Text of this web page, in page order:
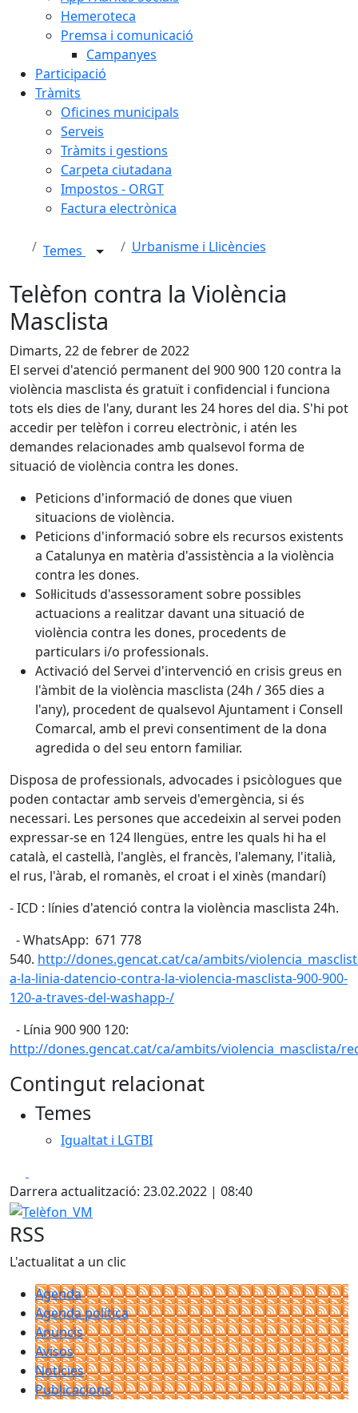
Hemeroteca
Premsa i comunicació
Campanyes
Participació
Tràmits
Oficines municipals
Serveis
Tràmits i gestions
Carpeta ciutadana
Impostos - ORGT
Factura electrònica
Temes Urbanisme i Llicències
Telèfon contra la Violència
Masclista
Dimarts, 22 de febrer de 2022
El servei d'atenció permanent del 900 900 120 contra la
violència masclista és gratuït i confidencial i funciona
tots els dies de l'any, durant les 24 hores del dia. S'hi pot
accedir per telèfon i correu electrònic, i atén les
demandes relacionades amb qualsevol forma de
situació de violència contra les dones.
Peticions d'informació de dones que viuen
situacions de violència.
Peticions d'informació sobre els recursos existents
a Catalunya en matèria d'assistència a la violència
contra les dones.
Sol·licituds d'assessorament sobre possibles
actuacions a realitzar davant una situació de
violència contra les dones, procedents de
particulars i/o professionals.
Activació del Servei d'intervenció en crisis greus en
l'àmbit de la violència masclista (24h / 365 dies a
l'any), procedent de qualsevol Ajuntament i Consell
Comarcal, amb el previ consentiment de la dona
agredida o del seu entorn familiar.
Disposa de professionals, advocades i psicòlogues que
poden contactar amb serveis d'emergència, si és
necessari. Les persones que accedeixin al servei poden
expressar-se en 124 llengües, entre les quals hi ha el
català, el castellà, l'anglès, el francès, l'alemany, l'italià,
el rus, l'àrab, el romanès, el croat i el xinès (mandarí)
- ICD : línies d'atenció contra la violència masclista 24h.
- WhatsApp: 671 778
540. http://dones.gencat.cat/ca/ambits/
a-la-linia-datencio-contra-la-violencia-masclista-900-900-
120-a-traves-del-washapp-/
- Línia 900 900 120:
http://dones.gencat.cat/ca/ambits/violencia_masclista/
Contingut relacionat
Temes
Igualtat i LGTBI
Darrera actualització: 23.02.2022 | 08:40
Telèfon_VM
RSS
L'actualitat a un clic
Agenda
Agenda política
Anuncis
Avisos
Notícies
Publicacions